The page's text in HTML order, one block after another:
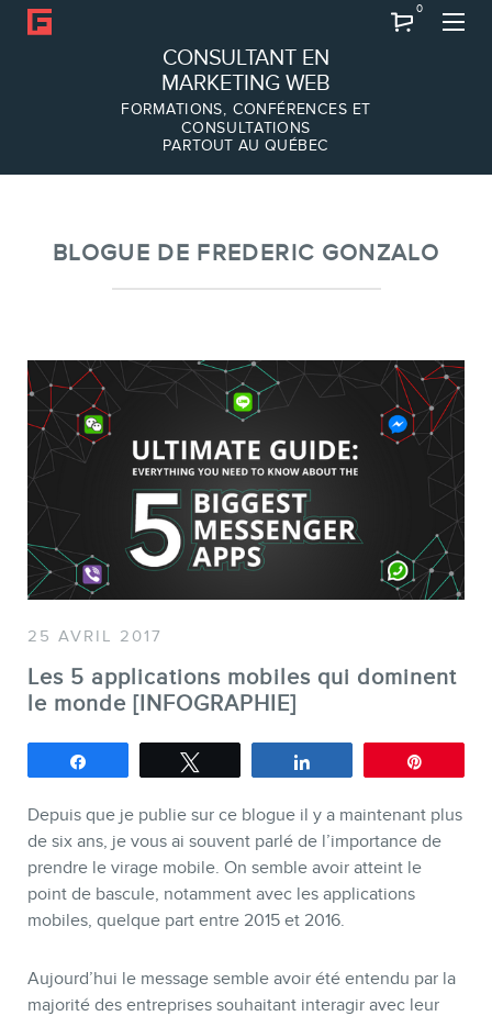
CONSULTANT EN
MARKETING WEB
FORMATIONS, CONFÉRENCES ET
CONSULTATIONS
PARTOUT AU QUÉBEC
0
À PROPOS
Équipe
SERVICES
Conférences
Formations marketing en ligne
Formations marketing de
groupe
Consultations
Ebooks
BLOGUE DE FREDERIC GONZALO
25 AVRIL 2017
Les 5 applications mobiles qui dominent
le monde [INFOGRAPHIE]
Depuis que je publie sur ce blogue il y a maintenant plus
de six ans, je vous ai souvent parlé de l’importance de
prendre le virage mobile. On semble avoir atteint le
point de bascule, notamment avec les applications
mobiles, quelque part entre 2015 et 2016.
Aujourd’hui le message semble avoir été entendu par la
majorité des entreprises souhaitant interagir avec leur